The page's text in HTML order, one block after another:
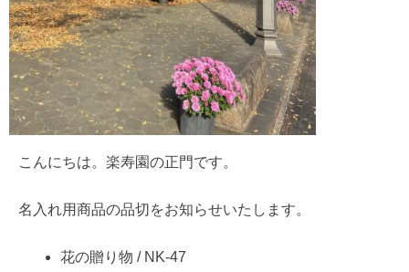
こんにちは。楽寿園の正門です。
名入れ用商品の品切をお知らせいたします。
花の贈り物 / NK-47